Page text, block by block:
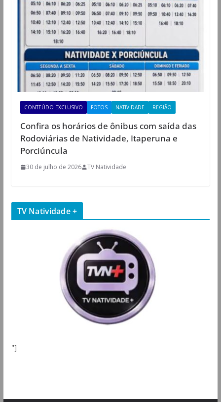
CONTEÚDO EXCLUSIVO FOTOS NATIVIDADE REGIÃO
Confira os horários de ônibus com saída das
Rodoviárias de Natividade, Itaperuna e
Porciúncula
30 de julho de 2026 TV Natividade
TV Natividade +
"]